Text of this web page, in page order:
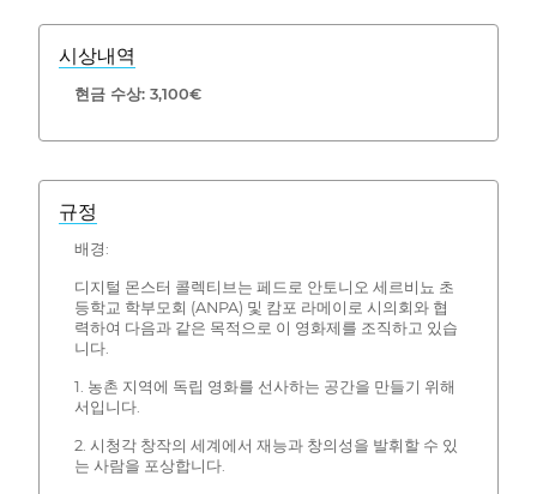
시상내역
현금 수상: 3,100€
규정
배경:
디지털 몬스터 콜렉티브는 페드로 안토니오 세르비뇨 초
등학교 학부모회 (ANPA) 및 캄포 라메이로 시의회와 협
력하여 다음과 같은 목적으로 이 영화제를 조직하고 있습
니다.
1. 농촌 지역에 독립 영화를 선사하는 공간을 만들기 위해
서입니다.
2. 시청각 창작의 세계에서 재능과 창의성을 발휘할 수 있
는 사람을 포상합니다.